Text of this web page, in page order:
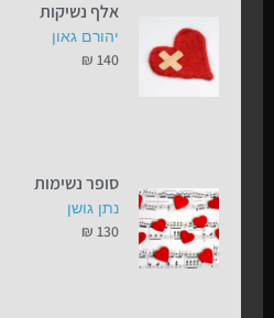
אלף נשיקות
יהורם גאון
₪ 140
סופר נשימות
נתן גושן
₪ 130